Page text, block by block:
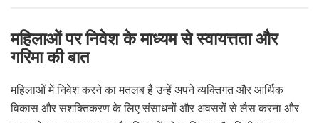
महिलाओं पर निवेश के माध्यम से स्वायत्तता और
गरिमा की बात
महिलाओं में निवेश करने का मतलब है उन्हें अपने व्यक्तिगत और आर्थिक
विकास और सशक्तिकरण के लिए संसाधनों और अवसरों से लैस करना और